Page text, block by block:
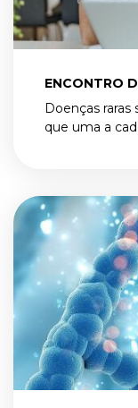
ENCONTRO
Doenças
que uma a